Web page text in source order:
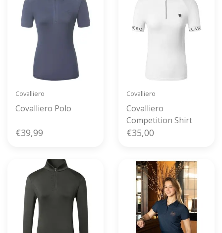
Covalliero
Covalliero Polo
€39,99
Covalliero
Covalliero
Competition Shirt
€35,00